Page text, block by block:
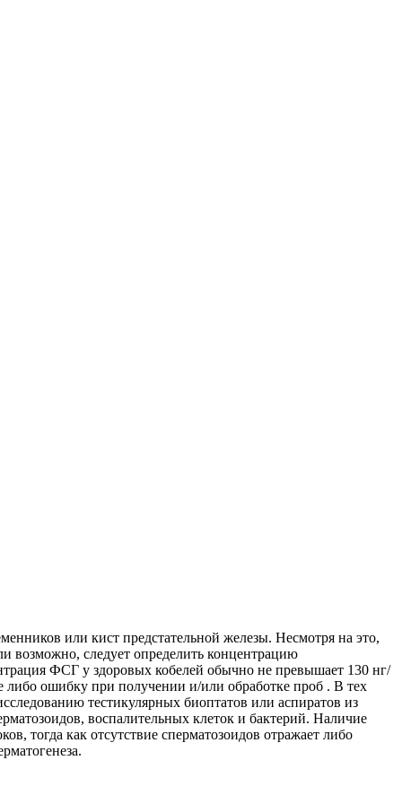
или кист предстательной железы. Несмотря на это,
возможно, следует определить концентрацию
ФСГ у здоровых кобелей обычно не превышает 130 нг/
ошибку при получении и/или обработке проб . В тех
тестикулярных биоптатов или аспиратов из
воспалительных клеток и бактерий. Наличие
тогда как отсутствие сперматозоидов отражает либо